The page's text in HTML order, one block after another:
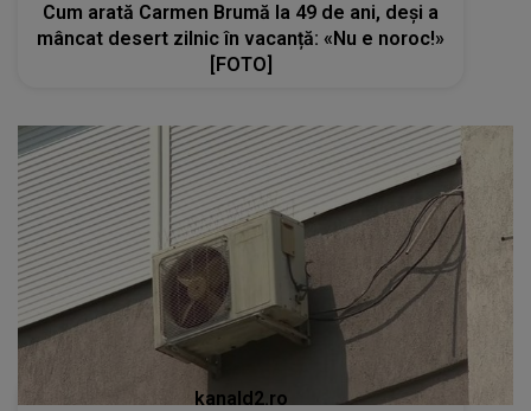
Cum arată Carmen Brumă la 49 de ani, deși a
mâncat desert zilnic în vacanță: «Nu e noroc!»
[FOTO]
kanald2.ro